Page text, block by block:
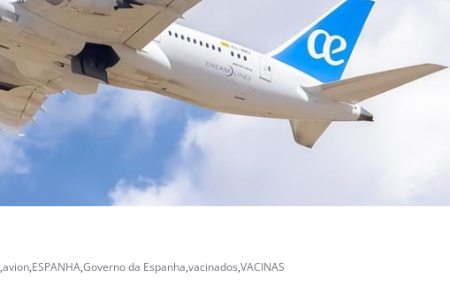
,avion,ESPANHA,Governo da Espanha,vacinados,VACINAS